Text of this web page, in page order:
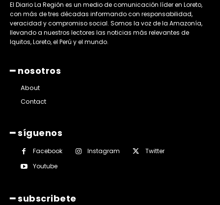
El Diario La Región es un medio de comunicación líder en Loreto,
con más de tres décadas informando con responsabilidad,
veracidad y compromiso social. Somos la voz de la Amazonía,
llevando a nuestros lectores las noticias más relevantes de
Iquitos, Loreto, el Perú y el mundo.
━ nosotros
About
Contact
━ síguenos
Facebook Instagram
Twitter
Youtube
━ subscribete